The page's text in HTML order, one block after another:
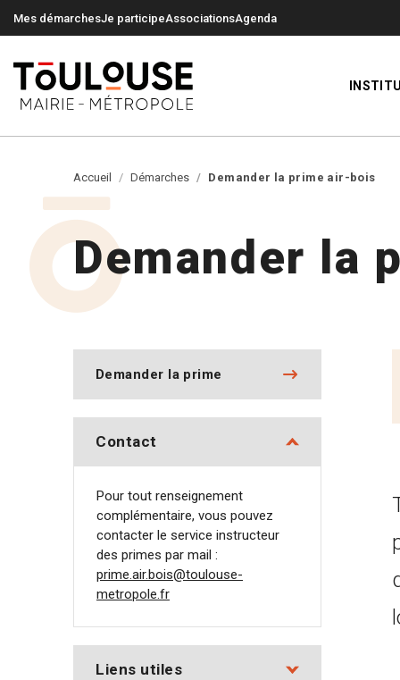
Mes démarchesJe participeAssociationsAgenda
Accueil Démarches Demander la prime air-bois
Demander la
Demander la prime
Contact
Pour tout renseignement
complémentaire, vous pouvez
contacter le service instructeur
des primes par mail :
prime.air.bois@toulouse-
metropole.fr
Liens utiles